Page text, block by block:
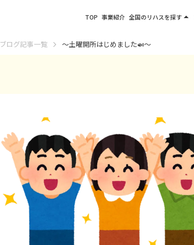
ブログ記事一覧 ～土曜開所はじめました🍛～
TOP 事業紹介 全国のリハスを探すarrow_drop_up
東北エリア
四国・九州エリア